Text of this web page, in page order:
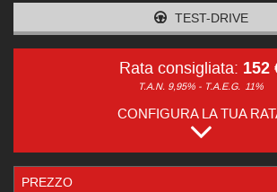
TEST-DRIVE
Rata consigliata: 152
T.A.N. 9,95% - T.A.E.G. 11%
CONFIGURA LA TUA
PREZZO